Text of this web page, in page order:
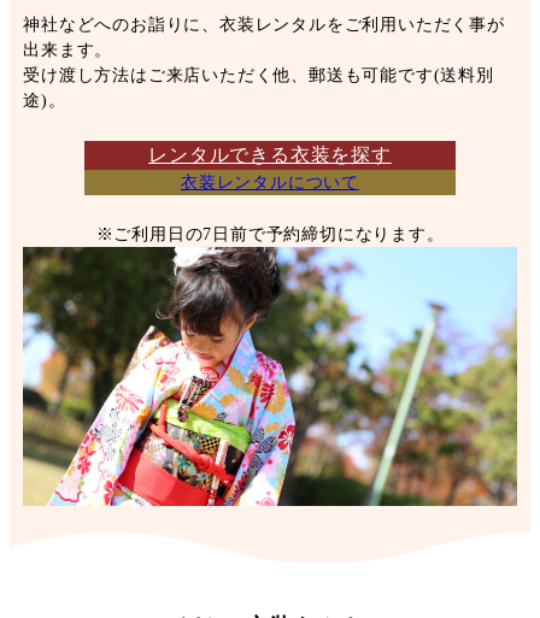
神社などへのお詣りに、衣装レンタルをご利用いただく事が
出来ます。
受け渡し方法はご来店いただく他、郵送も可能です(送料別
途)。
レンタルできる衣装を探す
衣装レンタルについて
※ご利用日の7日前で予約締切になります。